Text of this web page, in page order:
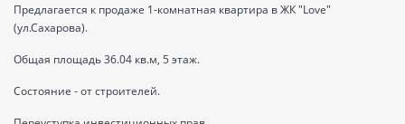
Предлагается к продаже 1-комнатная квартира в ЖК "Love"
(ул.Сахарова).
Общая площадь 36.04 кв.м, 5 этаж.
Состояние - от строителей.